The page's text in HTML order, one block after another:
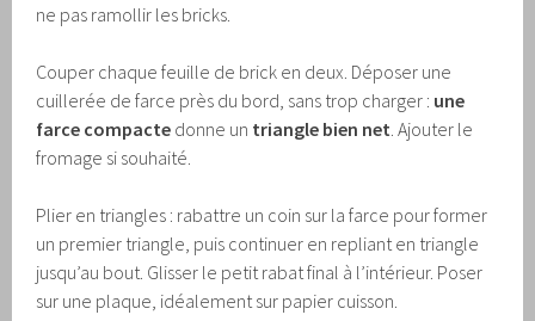
ne pas ramollir les bricks.
Couper chaque feuille de brick en deux. Déposer une
cuillerée de farce près du bord, sans trop charger : une
farce compacte donne un triangle bien net . Ajouter le
fromage si souhaité.
Plier en triangles : rabattre un coin sur la farce pour former
un premier triangle, puis continuer en repliant en triangle
jusqu’au bout. Glisser le petit rabat final à l’intérieur. Poser
sur une plaque, idéalement sur papier cuisson.